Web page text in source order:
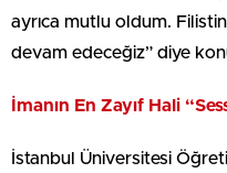
ayrıca mutlu oldum.
devam edeceğiz” diye
İmanın En Zayıf Hali
İstanbul Üniversitesi